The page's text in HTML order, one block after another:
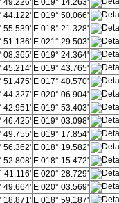
49.226' E 019° 14.263'
44.122' E 019° 50.066'
55.539' E 018° 21.328'
51.136' E 021° 29.503'
08.365' E 019° 24.364'
45.214' E 019° 43.765'
51.475' E 017° 40.570'
44.327' E 020° 06.904'
42.951' E 019° 53.403'
46.425' E 019° 03.098'
49.755' E 019° 17.854'
56.362' E 018° 19.582'
52.808' E 018° 15.472'
41.116' E 020° 28.729'
49.664' E 020° 03.569'
18.871' E 018° 59.187'